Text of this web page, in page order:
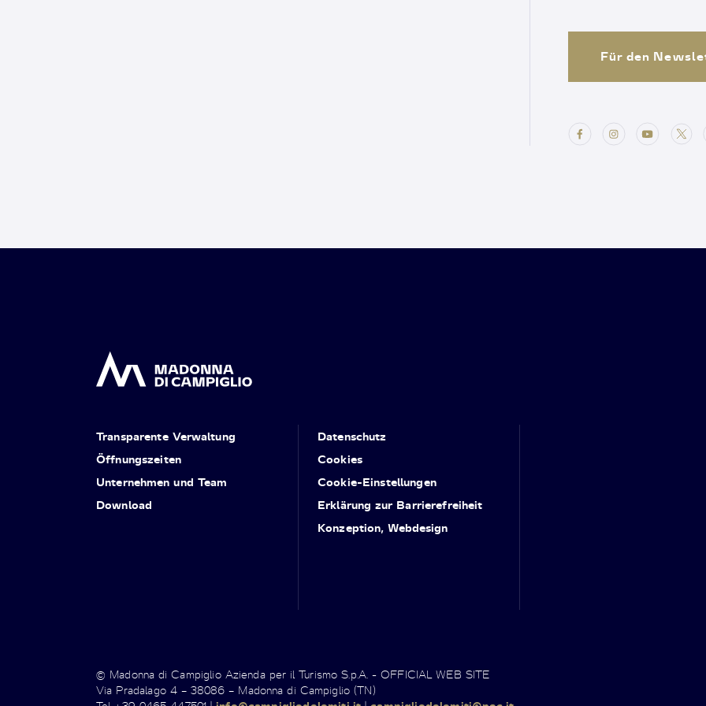
Für den
Transparente Verwaltung
Öffnungszeiten
Unternehmen und Team
Download
Datenschutz
Cookies
Cookie-Einstellungen
Erklärung zur Barrierefreiheit
Konzeption, Webdesign
© Madonna di Campiglio Azienda per il Turismo S.p.A. - OFFICIAL WEB SITE
Via Pradalago 4 – 38086 – Madonna di Campiglio (TN)